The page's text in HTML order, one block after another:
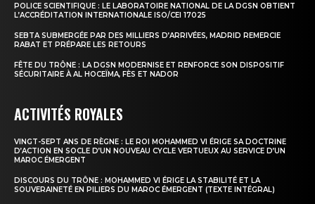
S'ABONNER MAINTENANT
Insight Publications
À propos
POLICE SCIENTIFIQUE : LE LABORATOIRE NATIONAL DE LA DGSN OBTIENT
L’ACCRÉDITATION INTERNATIONALE ISO/CEI 17025
SEBTA SUBMERGÉE PAR DES MILLIERS D’ARRIVÉES, MADRID REMERCIE
RABAT ET PRÉPARE LES RETOURS
FÊTE DU TRÔNE : LA DGSN MODERNISE ET RENFORCE SON DISPOSITIF
SÉCURITAIRE À AL HOCEÏMA, FÈS ET NADOR
ACTIVITÉS ROYALES
VINGT-SEPT ANS DE RÈGNE : LE ROI MOHAMMED VI ÉRIGE SA DOCTRINE
D’ACTION EN SOCLE D’UN NOUVEAU CYCLE VERTUEUX AU SERVICE D’UN
MAROC ÉMERGENT
DISCOURS DU TRÔNE : MOHAMMED VI ÉRIGE LA STABILITÉ ET LA
SOUVERAINETÉ EN PILIERS DU MAROC ÉMERGENT (TEXTE INTÉGRAL)